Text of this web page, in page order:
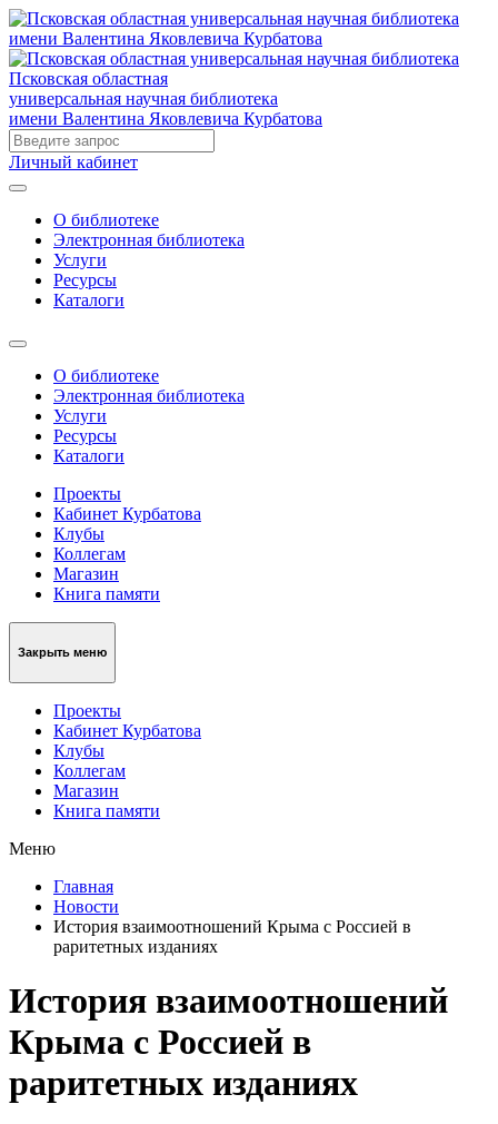
Псковская областная
универсальная научная библиотека
имени Валентина Яковлевича Курбатова
Личный кабинет
О библиотеке
Электронная библиотека
Услуги
Ресурсы
Каталоги
О библиотеке
Электронная библиотека
Услуги
Ресурсы
Каталоги
Проекты
Кабинет Курбатова
Клубы
Коллегам
Магазин
Книга памяти
Закрыть меню
Проекты
Кабинет Курбатова
Клубы
Коллегам
Магазин
Книга памяти
Меню
Главная
Новости
История взаимоотношений Крыма с Россией в
раритетных изданиях
История взаимоотношений
Крыма с Россией в
раритетных изданиях